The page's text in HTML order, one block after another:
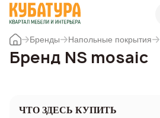
Бренды Напольные покрытия
Бренд NS mosaic
ЧТО ЗДЕСЬ КУПИТЬ